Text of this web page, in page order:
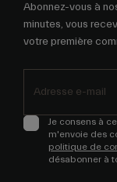
Abonnez-vous à
minutes, vous
votre première
Je consens à
m'envoie des
politique de
désabonner à